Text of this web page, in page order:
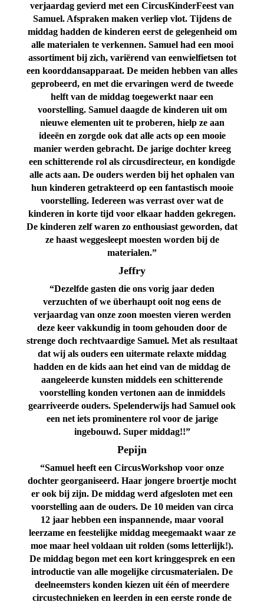
verjaardag gevierd met een CircusKinderFeest van
Samuel. Afspraken maken verliep vlot. Tijdens de
middag hadden de kinderen eerst de gelegenheid om
alle materialen te verkennen. Samuel had een mooi
assortiment bij zich, variërend van eenwielfietsen tot
een koorddansapparaat. De meiden hebben van alles
geprobeerd, en met die ervaringen werd de tweede
helft van de middag toegewerkt naar een
voorstelling. Samuel daagde de kinderen uit om
nieuwe elementen uit te proberen, hielp ze aan
ideeën en zorgde ook dat alle acts op een mooie
manier werden gebracht. De jarige dochter kreeg
een schitterende rol als circusdirecteur, en kondigde
alle acts aan. De ouders werden bij het ophalen van
hun kinderen getrakteerd op een fantastisch mooie
voorstelling. Iedereen was verrast over wat de
kinderen in korte tijd voor elkaar hadden gekregen.
De kinderen zelf waren zo enthousiast geworden, dat
ze haast weggesleept moesten worden bij de
materialen.”
Jeffry
“Dezelfde gasten die ons vorig jaar deden
verzuchten of we überhaupt ooit nog eens de
verjaardag van onze zoon moesten vieren werden
deze keer vakkundig in toom gehouden door de
strenge doch rechtvaardige Samuel. Met als resultaat
dat wij als ouders een uitermate relaxte middag
hadden en de kids aan het eind van de middag de
aangeleerde kunsten middels een schitterende
voorstelling konden vertonen aan de inmiddels
gearriveerde ouders. Spelenderwijs had Samuel ook
een net iets prominentere rol voor de jarige
ingebouwd. Super middag!!”
Pepijn
“Samuel heeft een CircusWorkshop voor onze
dochter georganiseerd. Haar jongere broertje mocht
er ook bij zijn. De middag werd afgesloten met een
voorstelling aan de ouders. De 10 meiden van circa
12 jaar hebben een inspannende, maar vooral
leerzame en feestelijke middag meegemaakt waar ze
moe maar heel voldaan uit rolden (soms letterlijk!).
De middag begon met een kort kringgesprek en een
introductie van alle mogelijke circusmaterialen. De
deelneemsters konden kiezen uit één of meerdere
circustechnieken en leerden in een eerste ronde de